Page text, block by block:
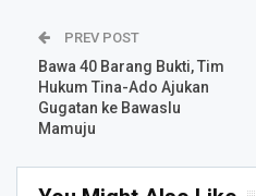
PREV POST
Bawa 40 Barang Bukti, Tim
Hukum Tina-Ado Ajukan
Gugatan ke Bawaslu
Mamuju